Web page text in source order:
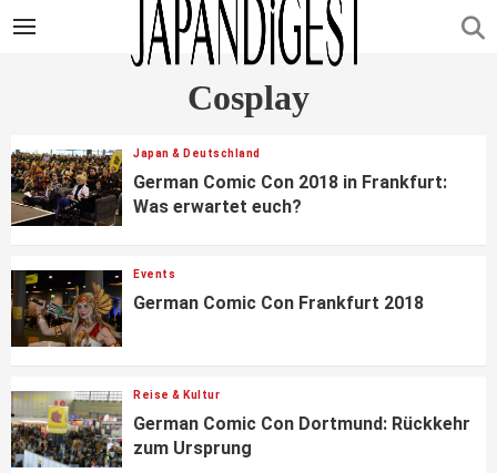
Cosplay
Japan & Deutschland
German Comic Con 2018 in Frankfurt:
Was erwartet euch?
Events
German Comic Con Frankfurt 2018
Reise & Kultur
German Comic Con Dortmund: Rückkehr
zum Ursprung